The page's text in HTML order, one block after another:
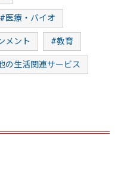
#医療・バイオ
メント #教育
の生活関連サービス